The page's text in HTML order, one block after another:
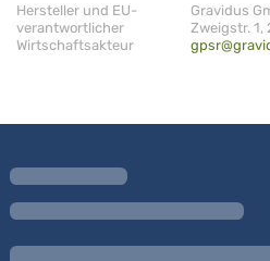
Hersteller und EU-
verantwortlicher
Wirtschaftsakteur
Gravidus
Zweigstr. 1,